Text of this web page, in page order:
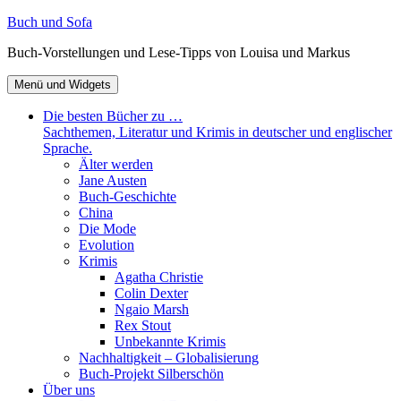
Zum
springen
Buch und Sofa
Buch-Vorstellungen und Lese-Tipps von Louisa und Markus
Menü und Widgets
Die besten Bücher zu …
Sachthemen, Literatur und Krimis in deutscher und englischer
Sprache.
Älter werden
Jane Austen
Buch-Geschichte
China
Die Mode
Evolution
Krimis
Agatha Christie
Colin Dexter
Ngaio Marsh
Rex Stout
Unbekannte Krimis
Nachhaltigkeit – Globalisierung
Buch-Projekt Silberschön
Über uns